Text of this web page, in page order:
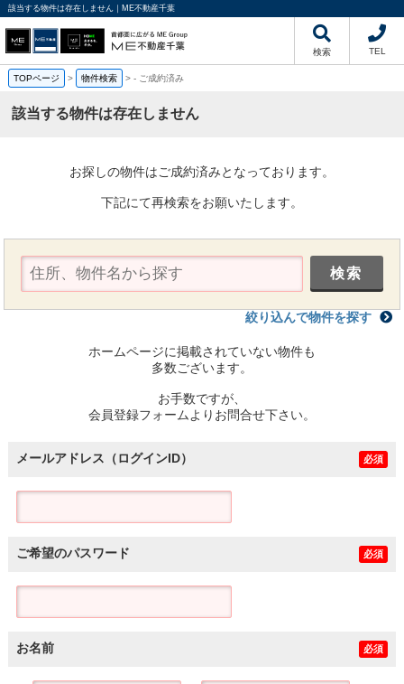
該当する物件は存在しません｜ME不動産千葉
検索 TEL
TOPページ > 物件検索 >- ご成約済み
該当する物件は存在しません
お探しの物件はご成約済みとなっております。
下記にて再検索をお願いたします。
絞り込んで物件を探す
ホームページに掲載されていない物件も
多数ございます。
お手数ですが、
会員登録フォームよりお問合せ下さい。
メールアドレス（ログインID） 必須
ご希望のパスワード 必須
お名前 必須